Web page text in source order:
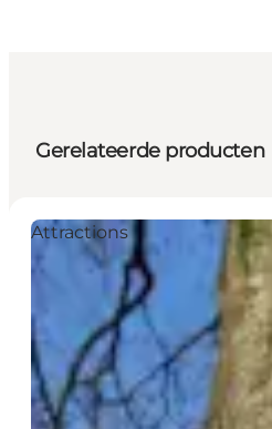
Gerelateerde producten
Attractions